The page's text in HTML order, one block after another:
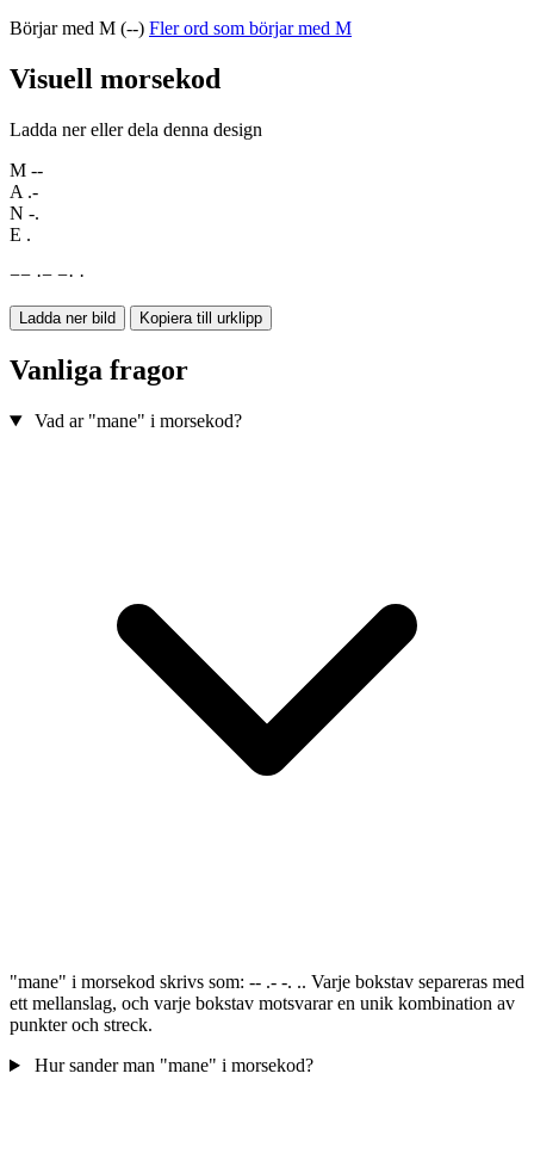
Börjar med M (--) Fler ord som börjar med M
Visuell morsekod
Ladda ner eller dela denna design
M --
A .-
N -.
E .
−− ·− −· ·
Ladda ner bild Kopiera till urklipp
Vanliga fragor
Vad ar "mane" i morsekod?
"mane" i morsekod skrivs som: -- .- -. .. Varje bokstav separeras med
ett mellanslag, och varje bokstav motsvarar en unik kombination av
punkter och streck.
Hur sander man "mane" i morsekod?